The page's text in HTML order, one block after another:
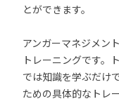
とができます。
アンガーマネジメン
トレーニングです。
では知識を学ぶだけ
ための具体的なトレ